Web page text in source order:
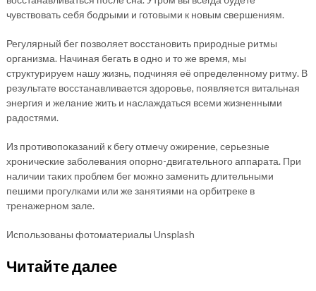
чувствовать себя бодрыми и готовыми к новым свершениям.
Регулярный бег позволяет восстановить природные ритмы
организма. Начиная бегать в одно и то же время, мы
структурируем нашу жизнь, подчиняя её определенному ритму. В
результате восстанавливается здоровье, появляется витальная
энергия и желание жить и наслаждаться всеми жизненными
радостями.
Из противопоказаний к бегу отмечу ожирение, серьезные
хронические заболевания опорно-двигательного аппарата. При
наличии таких проблем бег можно заменить длительными
пешими прогулками или же занятиями на орбитреке в
тренажерном зале.
Использованы фотоматериалы Unsplash
Читайте далее